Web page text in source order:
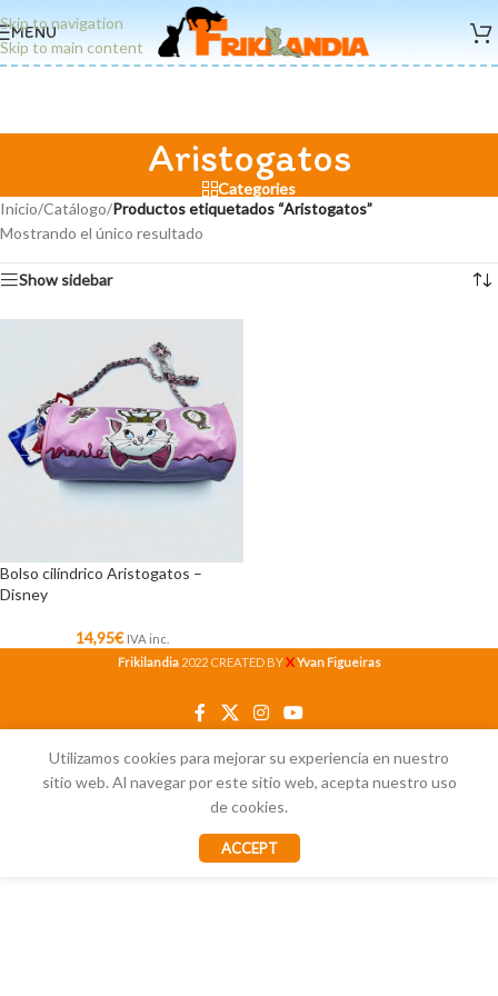
Skip to navigation
Skip to main content
MENU
Aristogatos
Categories
Inicio/Catálogo/Productos etiquetados “Aristogatos”
Mostrando el único resultado
Show sidebar
Bolso cilíndrico Aristogatos –
Disney
14,95€ IVA inc.
Frikilandia 2022 CREATED BYXYvan Figueiras
Utilizamos cookies para mejorar su experiencia en nuestro
sitio web. Al navegar por este sitio web, acepta nuestro uso
de cookies.
ACCEPT